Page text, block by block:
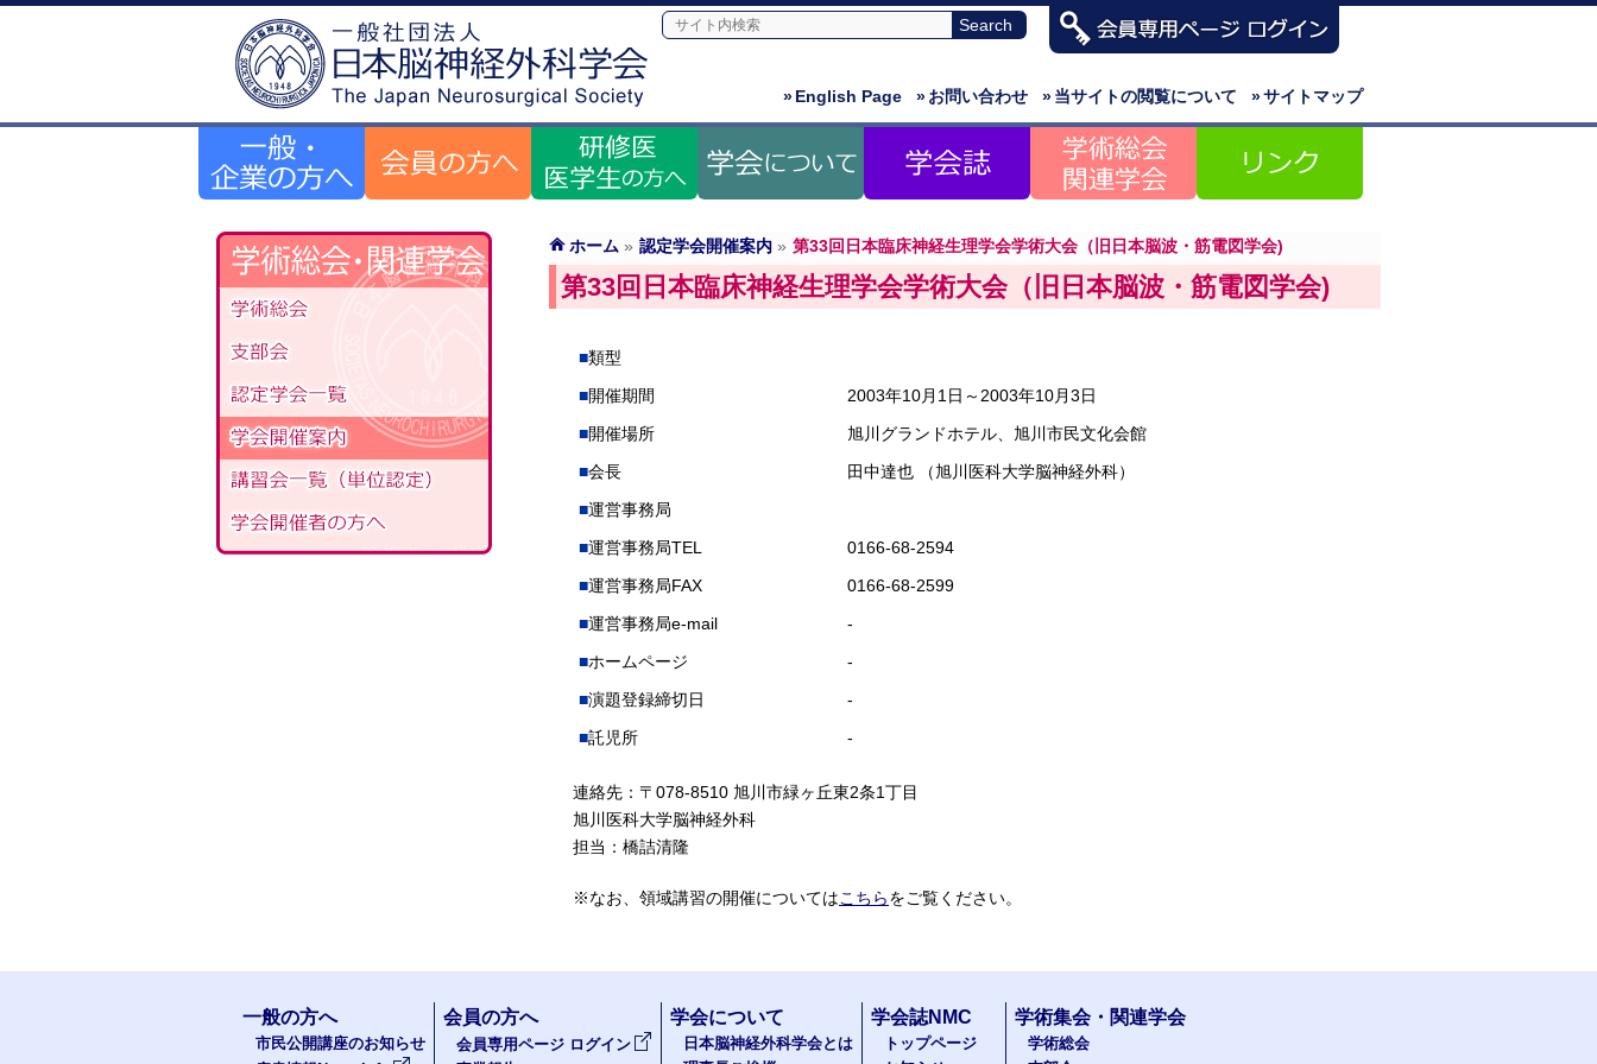
»サイトマップ
»当サイトの閲覧について
»お問い合わせ
»English Page
ホーム » 認定学会開催案内 » 第33回日本臨床神経生理学会学術大会（旧日本脳波・筋電図学会)
第33回日本臨床神経生理学会学術大会（旧日本脳波・筋電図学会)
類型
開催期間
2003年10月1日～2003年10月3日
開催場所
旭川グランドホテル、旭川市民文化会館
会長
田中達也 （旭川医科大学脳神経外科）
運営事務局
運営事務局TEL
0166-68-2594
運営事務局FAX
0166-68-2599
運営事務局e-mail
-
ホームページ
-
演題登録締切日
-
託児所
-
連絡先：〒078-8510 旭川市緑ヶ丘東2条1丁目
旭川医科大学脳神経外科
担当：橋詰清隆
※なお、領域講習の開催についてはこちらをご覧ください。
一般の方へ
市民公開講座のお知らせ
会員の方へ
会員専用ページ ログイン
学会について
日本脳神経外科学会とは
学会誌NMC
トップページ
学術集会・関連学会
学術総会